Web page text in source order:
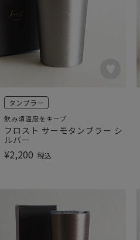
タンブラー
飲み頃温度をキープ
フロスト サーモタンブラー シ
ルバー
¥2,200 税込